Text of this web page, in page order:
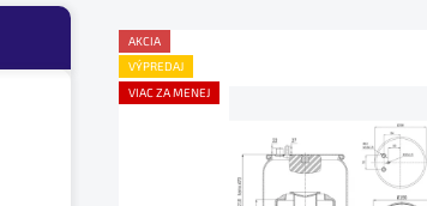
AKCIA
VÝPREDAJ
VIAC ZA MENEJ